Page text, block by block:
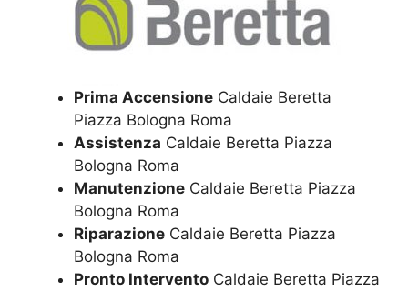
Prima Accensione Caldaie Beretta
Piazza Bologna Roma
Assistenza Caldaie Beretta Piazza
Bologna Roma
Manutenzione Caldaie Beretta Piazza
Bologna Roma
Riparazione Caldaie Beretta Piazza
Bologna Roma
Pronto Intervento Caldaie Beretta Piazza